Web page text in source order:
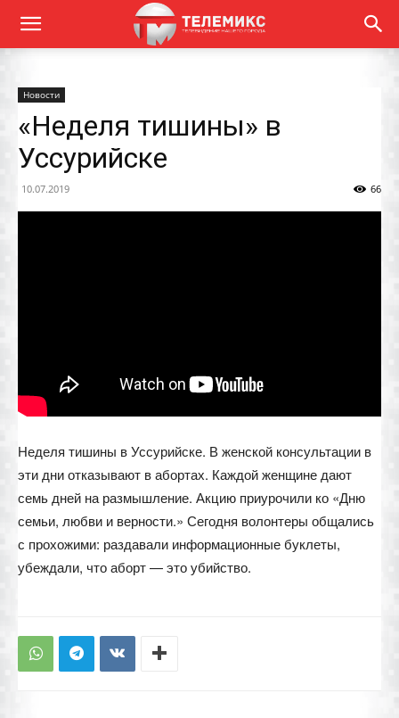
Новости
«Неделя тишины» в
Уссурийске
10.07.2019 66
Неделя тишины в Уссурийске. В женской консультации в
эти дни отказывают в абортах. Каждой женщине дают
семь дней на размышление. Акцию приурочили ко «Дню
семьи, любви и верности.» Сегодня волонтеры общались
с прохожими: раздавали информационные буклеты,
убеждали, что аборт — это убийство.